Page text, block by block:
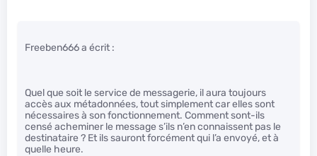
Freeben666 a écrit :
Quel que soit le service de messagerie, il aura toujours
accès aux métadonnées, tout simplement car elles sont
nécessaires à son fonctionnement. Comment sont-ils
censé acheminer le message s’ils n’en connaissent pas le
destinataire ? Et ils sauront forcément qui l’a envoyé, et à
quelle heure.